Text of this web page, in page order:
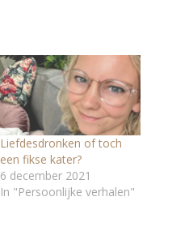
Liefdesdronken of toch
een fikse kater?
6 december 2021
In "Persoonlijke verhalen"